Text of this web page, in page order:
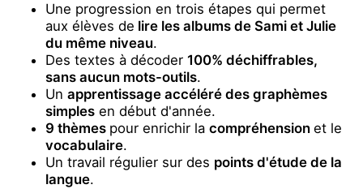
Une progression en trois étapes qui permet
aux élèves de lire les albums de Sami et Julie
du même niveau.
Des textes à décoder 100% déchiffrables,
sans aucun mots-outils.
Un apprentissage accéléré des graphèmes
simples en début d'année.
9 thèmes pour enrichir la compréhension et le
vocabulaire.
Un travail régulier sur des points d'étude de la
langue.